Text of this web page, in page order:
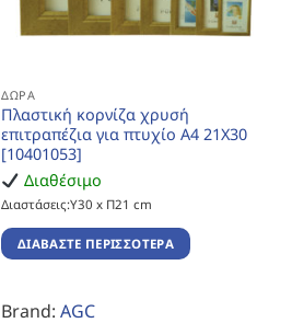
ΔΏΡΑ
Πλαστική κορνίζα χρυσή
επιτραπέζια για πτυχίο Α4 21Χ30
[10401053]
Διαθέσιμο
Διαστάσεις:Υ30 x Π21 cm
ΔΙΑΒΆΣΤΕ ΠΕΡΙΣΣΌΤΕΡΑ
Brand:AGC